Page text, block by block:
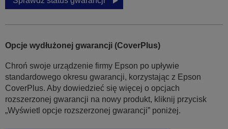
Opcje wydłużonej gwarancji (CoverPlus)
Chroń swoje urządzenie firmy Epson po upływie
standardowego okresu gwarancji, korzystając z Epson
CoverPlus. Aby dowiedzieć się więcej o opcjach
rozszerzonej gwarancji na nowy produkt, kliknij przycisk
„Wyświetl opcje rozszerzonej gwarancji” poniżej.